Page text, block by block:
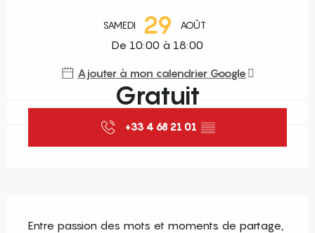
SAMEDI 29 AOÛT
De 10:00 à 18:00
Ajouter à mon calendrier Google
Gratuit
+33 4 68 21 01 ▒▒
Entre passion des mots et moments de partage,